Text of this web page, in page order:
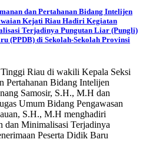
dan Pertahanan Bidang Intelijen
Kejati Riau Hadiri Kegiatan
Terjadinya Pungutan Liar (Pungli)
(PPDB) di Sekolah-Sekolah Provinsi
Riau di wakili Kepala Seksi
Pertahanan Bidang Intelijen
Samosir, S.H., M.H dan
Umum Bidang Pengawasan
S.H., M.H menghadiri
dan Minimalisasi Terjadinya
Peserta Didik Baru